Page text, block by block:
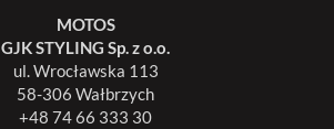
MOTOS
GJK STYLING Sp. z o.o.
ul. Wrocławska 113
58-306 Wałbrzych
+48 74 66 333 30